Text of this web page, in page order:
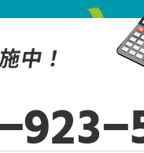
中！
923-